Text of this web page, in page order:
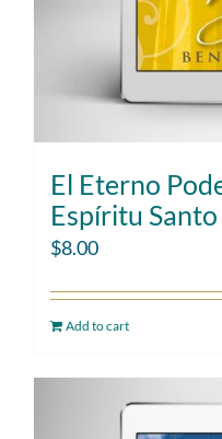
El Eterno
Espíritu Santo
$8.00
Add to cart